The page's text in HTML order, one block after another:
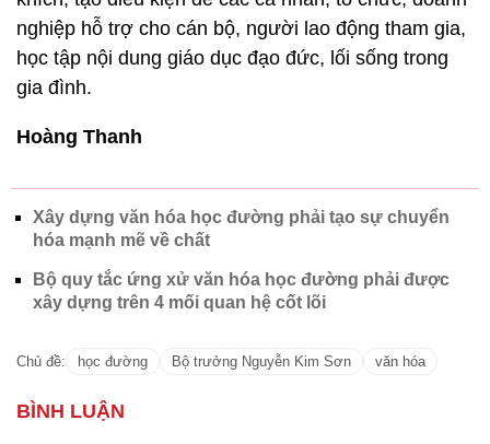
nghiệp hỗ trợ cho cán bộ, người lao động tham gia,
học tập nội dung giáo dục đạo đức, lối sống trong
gia đình.
Hoàng Thanh
Xây dựng văn hóa học đường phải tạo sự chuyển
hóa mạnh mẽ về chất
Bộ quy tắc ứng xử văn hóa học đường phải được
xây dựng trên 4 mối quan hệ cốt lõi
Chủ đề: học đường Bộ trưởng Nguyễn Kim Sơn văn hóa